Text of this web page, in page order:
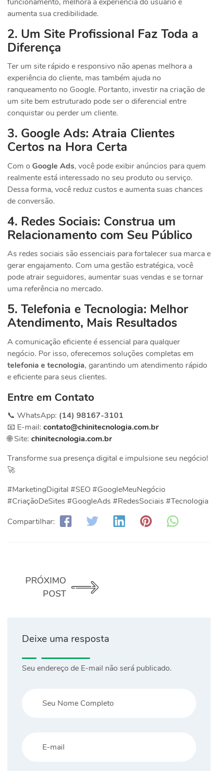
aumenta sua credibilidade.
2. Um Site Profissional Faz Toda a
Diferença
Ter um site rápido e responsivo não apenas melhora a
experiência do cliente, mas também ajuda no
ranqueamento no Google. Portanto, investir na criação de
um site bem estruturado pode ser o diferencial entre
conquistar ou perder um cliente.
3. Google Ads: Atraia Clientes
Certos na Hora Certa
Com o Google Ads, você pode exibir anúncios para quem
realmente está interessado no seu produto ou serviço.
Dessa forma, você reduz custos e aumenta suas chances
de conversão.
4. Redes Sociais: Construa um
Relacionamento com Seu Público
As redes sociais são essenciais para fortalecer sua marca e
gerar engajamento. Com uma gestão estratégica, você
pode atrair seguidores, aumentar suas vendas e se tornar
uma referência no mercado.
5. Telefonia e Tecnologia: Melhor
Atendimento, Mais Resultados
A comunicação eficiente é essencial para qualquer
negócio. Por isso, oferecemos soluções completas em
telefonia e tecnologia, garantindo um atendimento rápido
e eficiente para seus clientes.
Entre em Contato
📞 WhatsApp: (14) 98167-3101
📧 E-mail: contato@chinitecnologia.com.br
🌐 Site: chinitecnologia.com.br
Transforme sua presença digital e impulsione seu negócio!
🚀
#MarketingDigital #SEO #GoogleMeuNegócio
#CriaçãoDeSites #GoogleAds #RedesSociais #Tecnologia
Compartilhar:
PRÓXIMO
POST
Deixe uma resposta
Seu endereço de E-mail não será publicado.